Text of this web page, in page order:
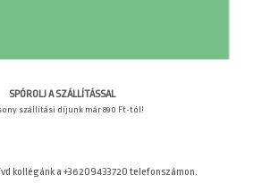
SPÓROLJ A SZÁLLÍTÁSSAL
szállítási díjunk már 890 Ft-tól!
kollégánk a +36209433720 telefonszámon.